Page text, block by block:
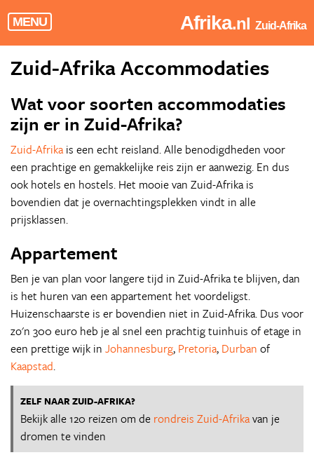
MENU Afrika.nl Zuid-Afrika
Zuid-Afrika Accommodaties
Wat voor soorten accommodaties
zijn er in Zuid-Afrika?
Zuid-Afrika is een echt reisland. Alle benodigdheden voor
een prachtige en gemakkelijke reis zijn er aanwezig. En dus
ook hotels en hostels. Het mooie van Zuid-Afrika is
bovendien dat je overnachtingsplekken vindt in alle
prijsklassen.
Appartement
Ben je van plan voor langere tijd in Zuid-Afrika te blijven, dan
is het huren van een appartement het voordeligst.
Huizenschaarste is er bovendien niet in Zuid-Afrika. Dus voor
zo'n 300 euro heb je al snel een prachtig tuinhuis of etage in
een prettige wijk in Johannesburg, Pretoria, Durban of
Kaapstad.
ZELF NAAR ZUID-AFRIKA?
Bekijk alle 120 reizen om de rondreis Zuid-Afrikavan je
dromen te vinden